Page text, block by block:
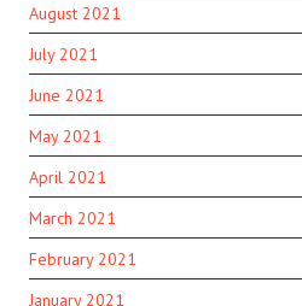
August 2021
July 2021
June 2021
May 2021
April 2021
March 2021
February 2021
January 2021